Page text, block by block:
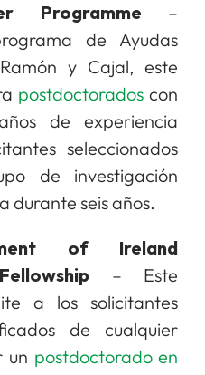
Programme –
de Ayudas
y Cajal, este
postdoctoradoscon
de experiencia
seleccionados
de investigación
durante seis años.
of Ireland
– Este
a los solicitantes
de cualquier
un postdoctorado en